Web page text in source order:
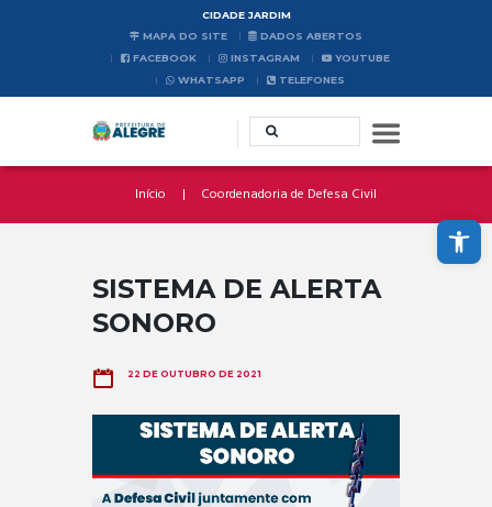
Abrir a barra de ferramentas
CIDADE JARDIM
MAPA DO SITE
DADOS ABERTOS
FACEBOOK
INSTAGRAM
YOUTUBE
WHATSAPP
TELEFONES
Início Coordenadoria de Defesa Civil
SISTEMA DE ALERTA
SONORO
22 DE OUTUBRO DE 2021